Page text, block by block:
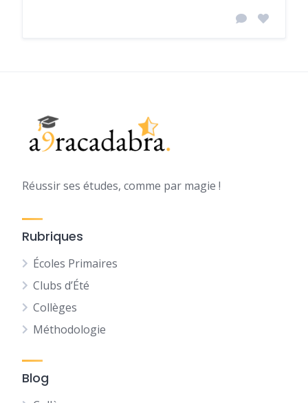
Réussir ses études, comme par magie !
Rubriques
Écoles Primaires
Clubs d’Été
Collèges
Méthodologie
Blog